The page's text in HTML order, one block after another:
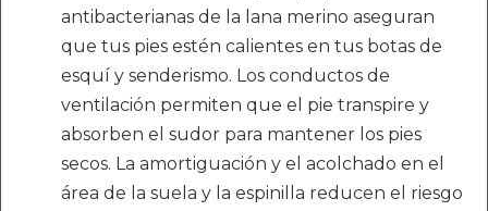
antibacterianas de la lana merino aseguran
que tus pies estén calientes en tus botas de
esquí y senderismo. Los conductos de
ventilación permiten que el pie transpire y
absorben el sudor para mantener los pies
secos. La amortiguación y el acolchado en el
área de la suela y la espinilla reducen el riesgo